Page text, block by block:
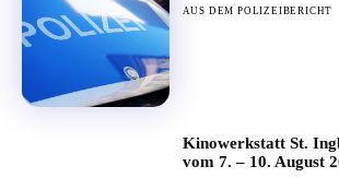
AUS DEM POLIZEIBERICHT
Kinowerkstatt St.
vom 7. – 10. August